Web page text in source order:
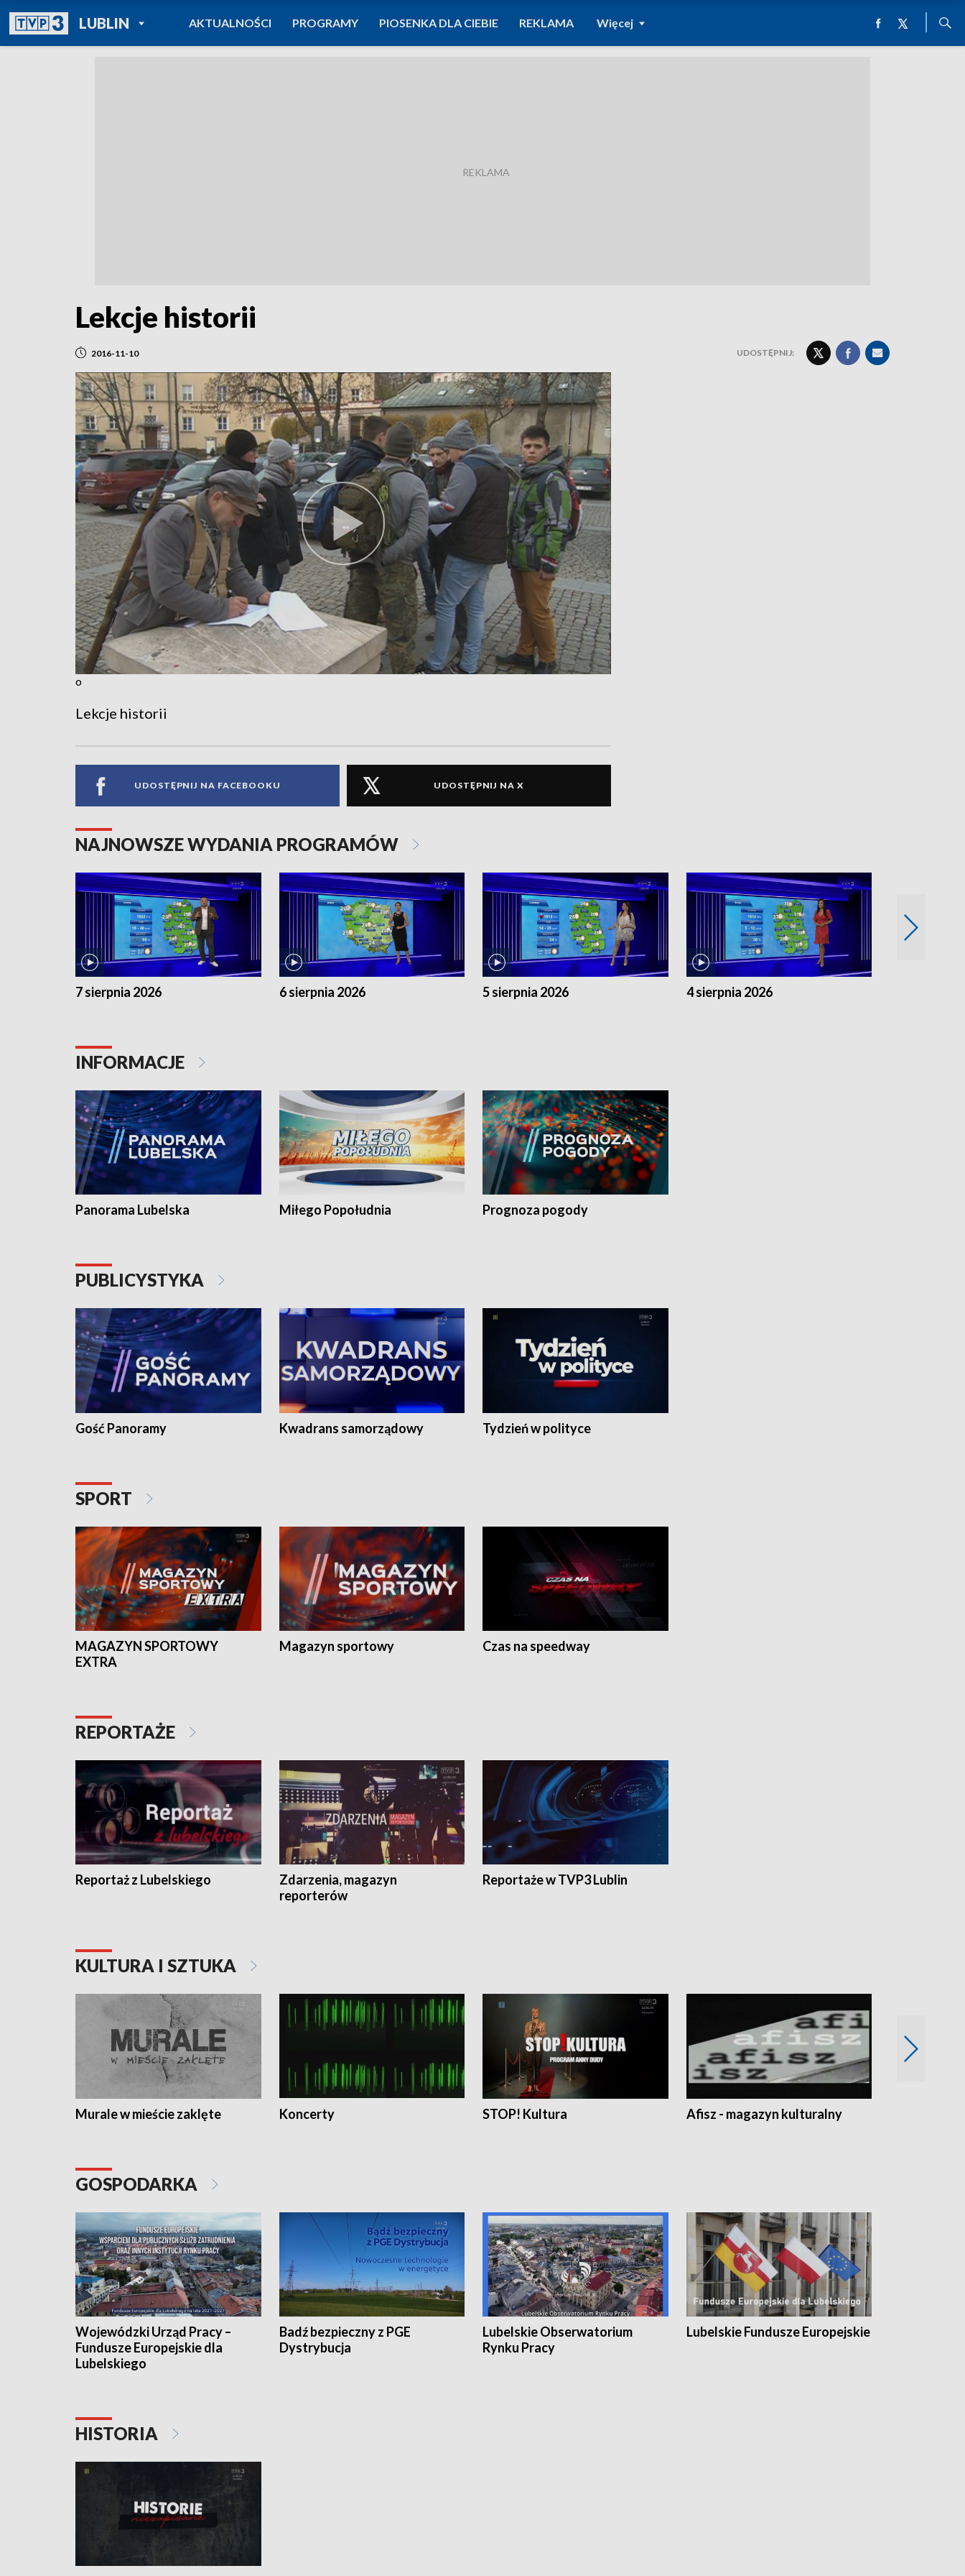
LUBLINPOWRÓT DO
TVP REGIONY
AKTUALNOŚCI PROGRAMY PIOSENKA DLA CIEBIE REKLAMA Więcej
Lekcje historii
2016-11-10 UDOSTĘPNIJ:
o
Lekcje historii
UDOSTĘPNIJ NA FACEBOOKU UDOSTĘPNIJ NA X
NAJNOWSZE WYDANIA PROGRAMÓW
7 sierpnia 2026 6 sierpnia 2026 5 sierpnia 2026 4 sierpnia 2026
INFORMACJE
Panorama Lubelska Miłego Popołudnia Prognoza pogody
PUBLICYSTYKA
Gość Panoramy Kwadrans samorządowy Tydzień w polityce
SPORT
MAGAZYN SPORTOWY
EXTRA
Magazyn sportowy Czas na speedway
REPORTAŻE
Reportaż z Lubelskiego
Zdarzenia, magazyn
reporterów
Reportaże w TVP3 Lublin
KULTURA I SZTUKA
Murale w mieście zaklęte Koncerty STOP! Kultura Afisz - magazyn kulturalny
GOSPODARKA
Wojewódzki Urząd Pracy –
Fundusze Europejskie dla
Lubelskiego
Badź bezpieczny z PGE
Dystrybucja
Lubelskie Obserwatorium
Rynku Pracy
Lubelskie Fundusze Europejskie
HISTORIA